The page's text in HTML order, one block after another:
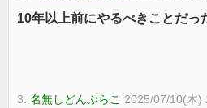
10年以上前にやるべきことだっ
3:名無しどんぶらこ 2025/07/10(木)